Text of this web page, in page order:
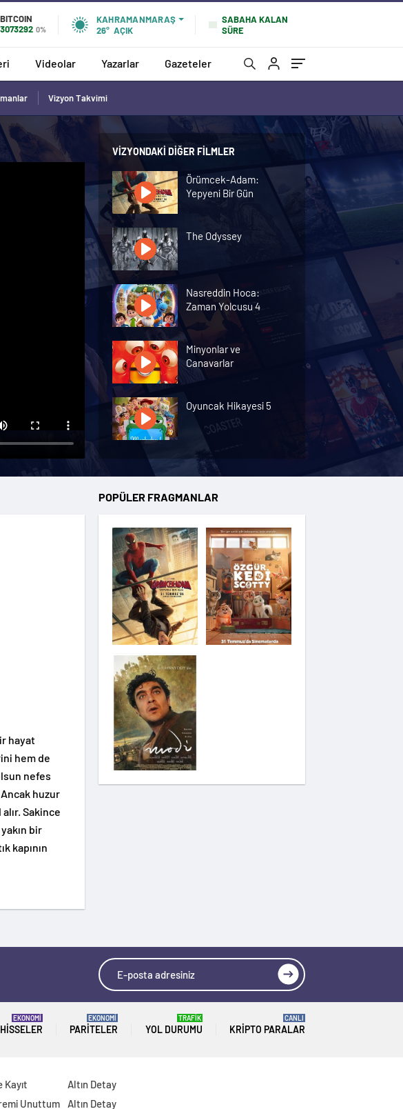
BITCOIN
3073292 0%
KAHRAMANMARAŞ
26° AÇIK
SABAHA KALAN
SÜRE
Videolar Yazarlar Gazeteler
Vizyon Takvimi
VIZYONDAKI DIĞER FILMLER
Örümcek-Adam:
Yepyeni Bir Gün
The Odyssey
Nasreddin Hoca:
Zaman Yolcusu 4
Minyonlar ve
Canavarlar
Oyuncak Hikayesi 5
Özgür Kedi Scotty
Hannas 3
Saplantı
Modi: Deliliğin
Kanadında Üç Gün
Pinokyo: Kanlı Masal
hayat
hem de
nefes
Ancak huzur
Sakince
bir
kapının
POPÜLER FRAGMANLAR
HISSELER
EKONOMİ
PARITELER
EKONOMİ
YOL DURUMU
TRAFİK
KRIPTO PARALAR
CANLI
Kayıt
Unuttum
Altın Detay
Altın Detay